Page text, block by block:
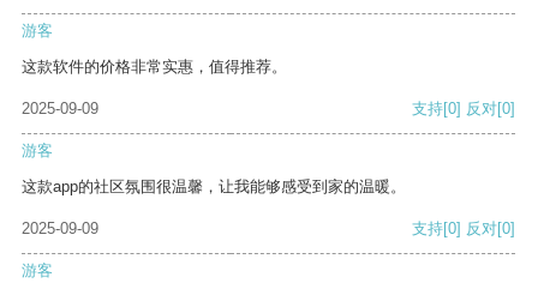
游客
这款软件的价格非常实惠，值得推荐。
2025-09-09 支持[0] 反对[0]
游客
这款app的社区氛围很温馨，让我能够感受到家的温暖。
2025-09-09 支持[0] 反对[0]
游客